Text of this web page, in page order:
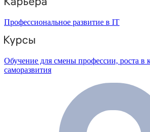
Профессиональное развитие в IT
Обучение для смены профессии, роста в
саморазвития